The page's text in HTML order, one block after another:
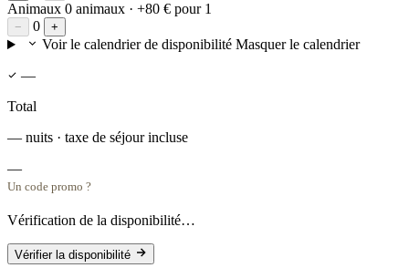
Animaux 0 animaux · +80 € pour 1
− 0 +
Voir le calendrier de disponibilité Masquer le calendrier
—
Total
— nuits · taxe de séjour incluse
—
Un code promo ?
Vérification de la disponibilité…
Vérifier la disponibilité